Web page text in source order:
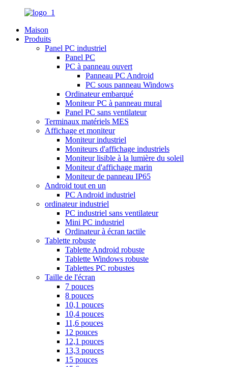
Maison
Produits
Panel PC industriel
Panel PC
PC à panneau ouvert
Panneau PC Android
PC sous panneau Windows
Ordinateur embarqué
Moniteur PC à panneau mural
Panel PC sans ventilateur
Terminaux matériels MES
Affichage et moniteur
Moniteur industriel
Moniteurs d'affichage industriels
Moniteur lisible à la lumière du soleil
Moniteur d'affichage marin
Moniteur de panneau IP65
Android tout en un
PC Android industriel
ordinateur industriel
PC industriel sans ventilateur
Mini PC industriel
Ordinateur à écran tactile
Tablette robuste
Tablette Android robuste
Tablette Windows robuste
Tablettes PC robustes
Taille de l'écran
7 pouces
8 pouces
10,1 pouces
10,4 pouces
11,6 pouces
12 pouces
12,1 pouces
13,3 pouces
15 pouces